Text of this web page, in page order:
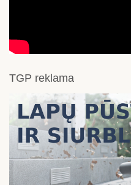
TGP reklama